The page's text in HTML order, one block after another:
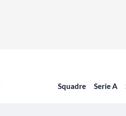
Squadre Serie A